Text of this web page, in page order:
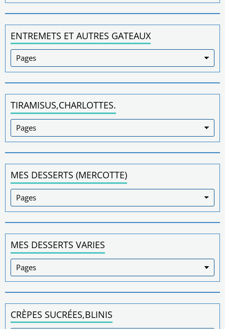
ENTREMETS ET AUTRES GATEAUX
TIRAMISUS,CHARLOTTES.
MES DESSERTS (MERCOTTE)
MES DESSERTS VARIES
CRÈPES SUCRÉES,BLINIS